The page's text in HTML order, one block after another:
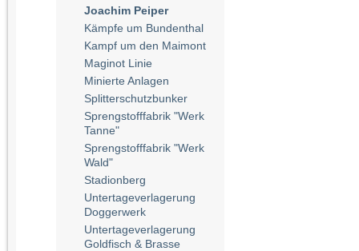
Joachim Peiper
Kämpfe um Bundenthal
Kampf um den Maimont
Maginot Linie
Minierte Anlagen
Splitterschutzbunker
Sprengstofffabrik "Werk
Tanne"
Sprengstofffabrik "Werk
Wald"
Stadionberg
Untertageverlagerung
Doggerwerk
Untertageverlagerung
Goldfisch & Brasse